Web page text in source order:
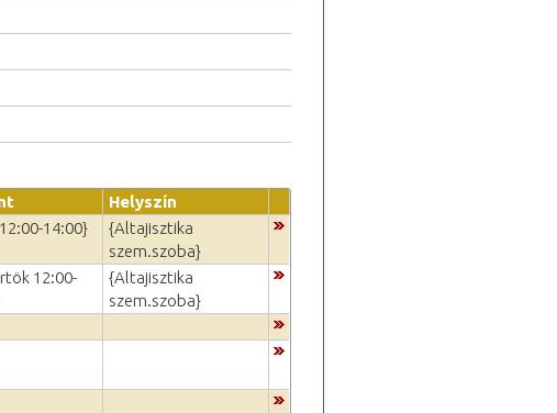
Helyszín
14:00}
{Altajisztika
szem.szoba}
12:00-
{Altajisztika
szem.szoba}